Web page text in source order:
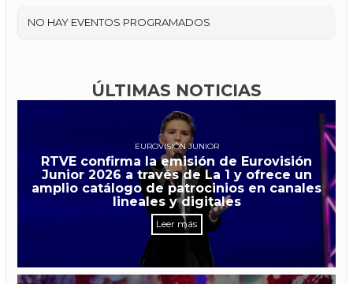
NO HAY EVENTOS PROGRAMADOS
ÚLTIMAS NOTICIAS
EUROVISIÓN JUNIOR
RTVE confirma la emisión de Eurovisión
Junior 2026 a través de La 1 y ofrece un
amplio catálogo de patrocinios en canales
lineales y digitales
Leer más